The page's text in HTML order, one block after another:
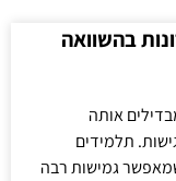
בהשוואה
אותה
תלמידים
גמישות רבה